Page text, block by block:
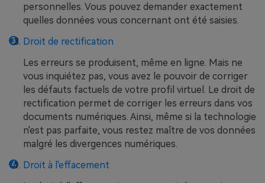
personnelles. Vous pouvez demander exactement
quelles données vous concernant ont été saisies.
Droit de rectification
Les erreurs se produisent, même en ligne. Mais ne
vous inquiétez pas, vous avez le pouvoir de corriger
les défauts factuels de votre profil virtuel. Le droit de
rectification permet de corriger les erreurs dans vos
documents numériques. Ainsi, même si la technologie
n'est pas parfaite, vous restez maître de vos données
malgré les divergences numériques.
Droit à l'effacement